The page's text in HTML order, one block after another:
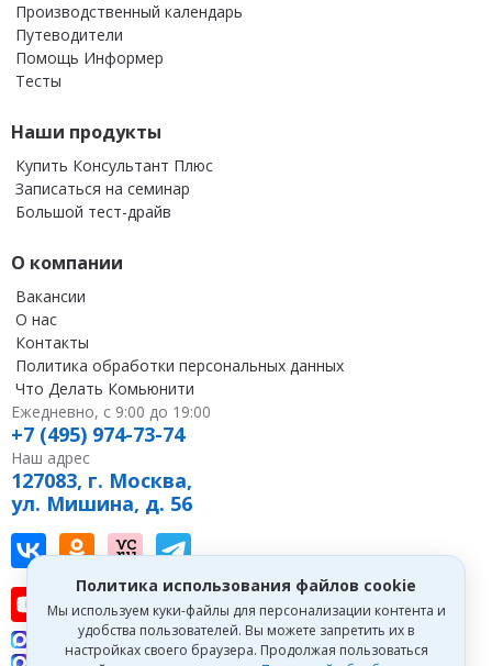
Политика использования файлов cookie
Мы используем куки-файлы для персонализации контента и
удобства пользователей. Вы можете запретить их в
настройках своего браузера. Продолжая пользоваться
Производственный календарь
Путеводители
Помощь Информер
Тесты
Наши продукты
Купить Консультант Плюс
Записаться на семинар
Большой тест-драйв
О компании
Вакансии
О нас
Контакты
Политика обработки персональных данных
Что Делать Комьюнити
Ежедневно, с 9:00 до 19:00
+7 (495) 974-73-74
Наш адрес
127083, г. Москва,
ул. Мишина, д. 56
Наш канал в Вконтакте
Наш канал на youtube
Наша группа в однокласниках
Наш канал в tenchat
Наш канал на vc
Наш профиль на дзен
Наш канал в Telegram
Что делать Консалт